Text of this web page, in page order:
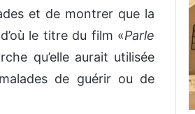
et de montrer que la
le titre du film «Parle
qu’elle aurait utilisée
de guérir ou de